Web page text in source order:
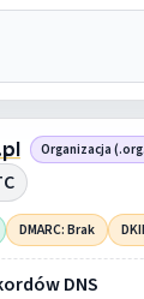
Organizacja
DMARC: Brak
DNS